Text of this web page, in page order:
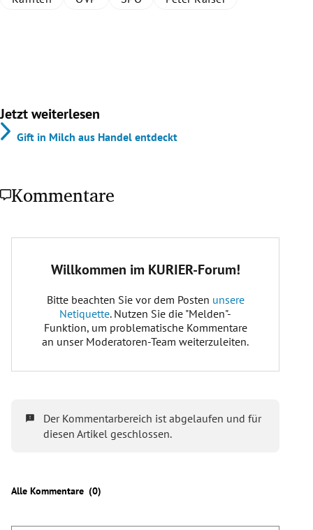
Jetzt weiterlesen
Gift in Milch aus Handel entdeckt
Kommentare